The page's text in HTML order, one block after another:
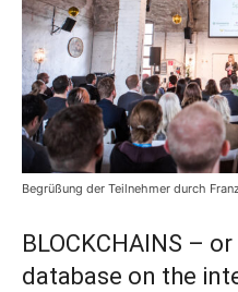
Begrüßung der Teilnehmer durch
BLOCKCHAINS –
database on the